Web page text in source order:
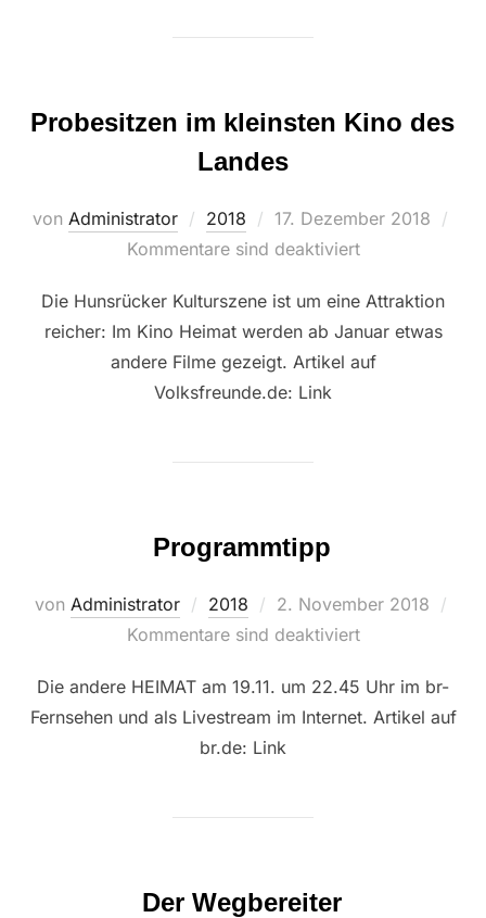
Probesitzen im kleinsten Kino des
Landes
von Administrator 2018
Veröffentlicht
am
17. Dezember 2018
Kommentare sind deaktiviert
Die Hunsrücker Kulturszene ist um eine Attraktion
reicher: Im Kino Heimat werden ab Januar etwas
andere Filme gezeigt. Artikel auf
Volksfreunde.de: Link
Programmtipp
von Administrator 2018
Veröffentlicht
am
2. November 2018
Kommentare sind deaktiviert
Die andere HEIMAT am 19.11. um 22.45 Uhr im br-
Fernsehen und als Livestream im Internet. Artikel auf
br.de: Link
Der Wegbereiter